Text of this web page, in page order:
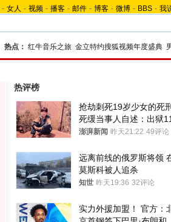
- 女人 - 视频 - 播客 - 邮件 - 博客 - 微博 - BBS - 我
热点： 红牛音乐之旅 金立特约搜狐视频年度盛典
热评榜
抢劫刺死19岁少女的死
死缓当事人自述：出狱11
间始终刻意躲避被害人家
澎湃新闻 昨天21:22 49评论
远离前线的俄罗斯将领
莫斯科被人追杀
知世 昨天19:36 32评论
实力外援加盟！ 官方：